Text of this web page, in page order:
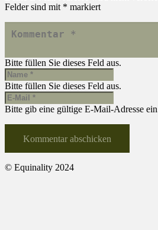
Felder sind mit * markiert
Bitte füllen Sie dieses Feld aus.
Bitte füllen Sie dieses Feld aus.
Bitte gib eine gültige E-Mail-Adresse
Kommentar abschicken
© Equinality 2024